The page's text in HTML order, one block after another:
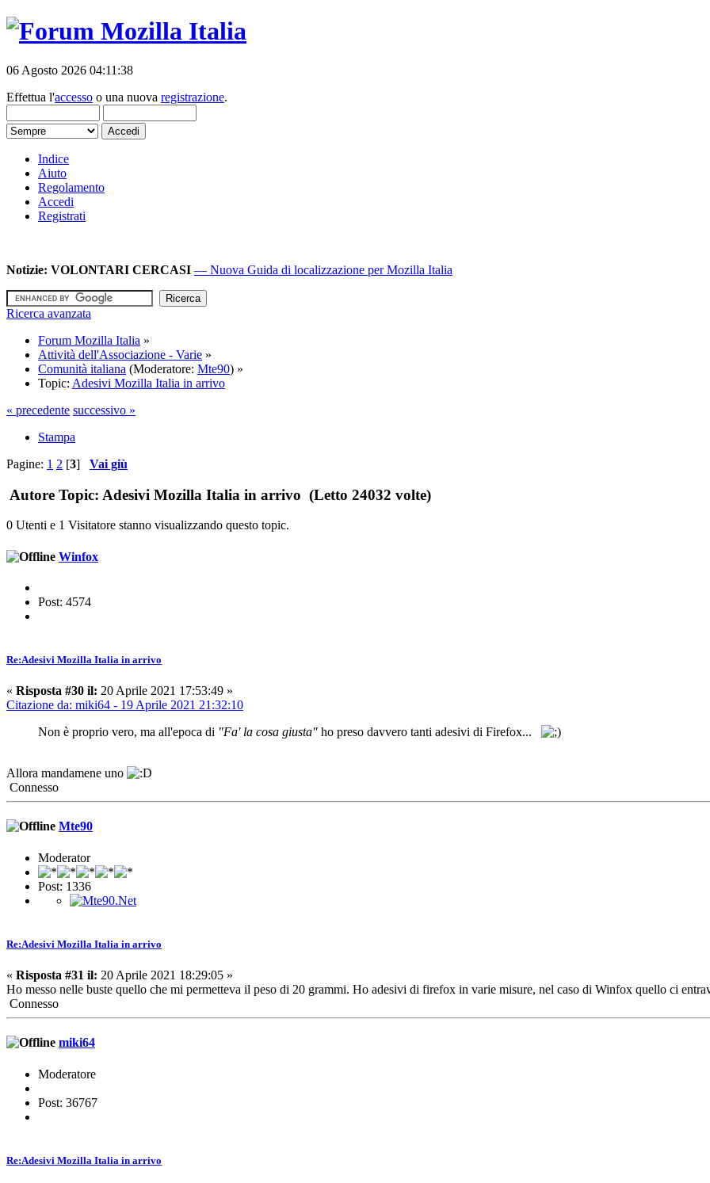
06 Agosto 2026 04:11:38
Effettua l'accesso o una nuova registrazione.
Indice
Aiuto
Regolamento
Accedi
Registrati
Notizie: VOLONTARI CERCASI — Nuova Guida di localizzazione per Mozilla Italia
Ricerca avanzata
Forum Mozilla Italia »
Attività dell'Associazione - Varie »
Comunità italiana (Moderatore: Mte90) »
Topic: Adesivi Mozilla Italia in arrivo
« precedente successivo »
Stampa
Pagine: 1 2 [3] Vai giù
Autore Topic: Adesivi Mozilla Italia in arrivo (Letto 24032 volte)
0 Utenti e 1 Visitatore stanno visualizzando questo topic.
Winfox
Post: 4574
Re:Adesivi Mozilla Italia in arrivo
« Risposta #30 il: 20 Aprile 2021 17:53:49 »
Citazione da: miki64 - 19 Aprile 2021 21:32:10
Non è proprio vero, ma all'epoca di "Fa' la cosa giusta" ho preso davvero tanti adesivi di Firefox...
Allora mandamene uno
Connesso
Mte90
Moderator
Post: 1336
Re:Adesivi Mozilla Italia in arrivo
« Risposta #31 il: 20 Aprile 2021 18:29:05 »
Ho messo nelle buste quello che mi permetteva il peso di 20 grammi. Ho adesivi di firefox in varie misure, nel caso di Winfox quello ci
Connesso
miki64
Moderatore
Post: 36767
Re:Adesivi Mozilla Italia in arrivo